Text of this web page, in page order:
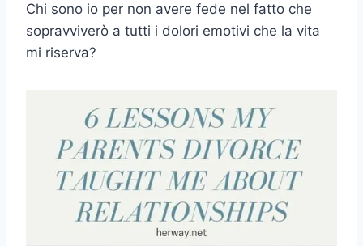
Chi sono io per non avere fede nel fatto che
sopravviverò a tutti i dolori emotivi che la vita
mi riserva?